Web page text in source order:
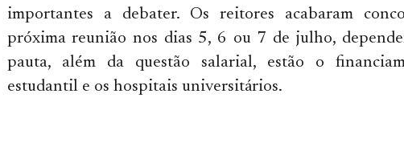
importantes a debater. Os reitores acabaram
próxima reunião nos dias 5, 6 ou 7 de julho,
pauta, além da questão salarial, estão o
estudantil e os hospitais universitários.